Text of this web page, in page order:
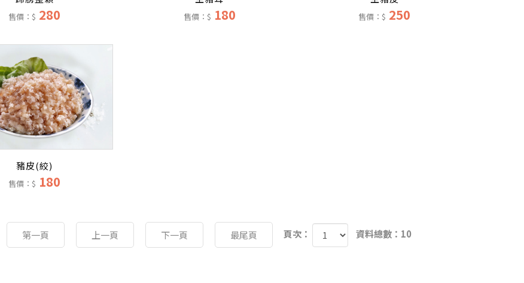
售價：$ 280 售價：$ 180 售價：$ 250
豬皮(絞)
售價：$ 180
第一頁 上一頁 下一頁 最尾頁 頁次： 資料總數：10